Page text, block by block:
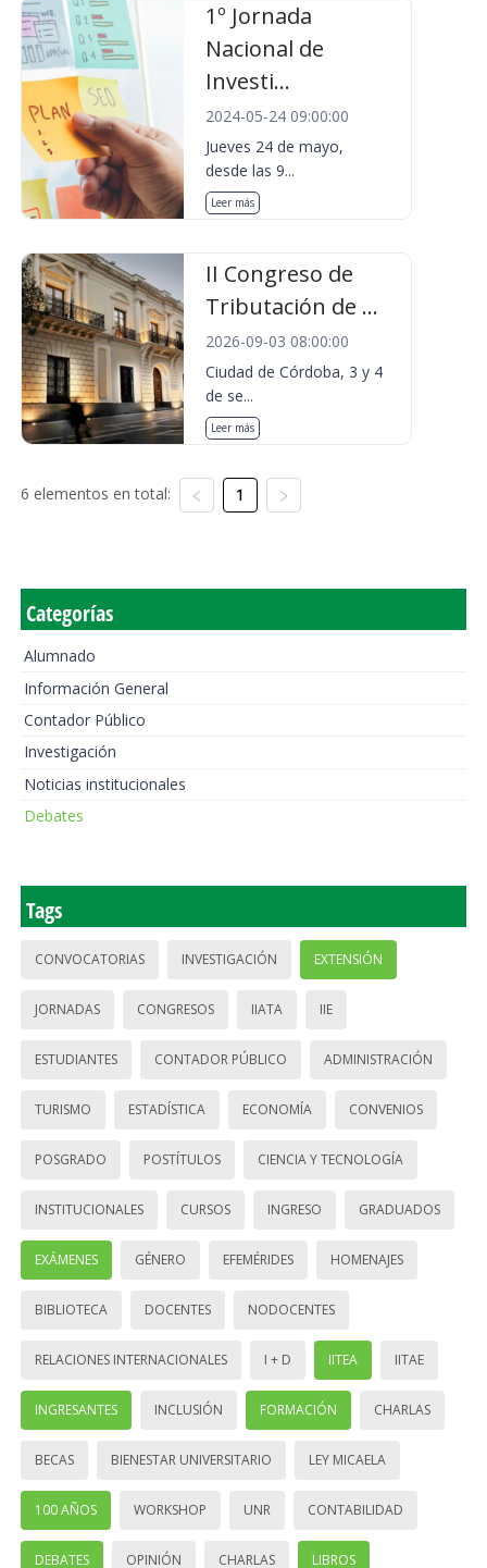
1º Jornada
Nacional de
Investi...
2024-05-24 09:00:00
Jueves 24 de mayo,
desde las 9...
Leer más
II Congreso de
Tributación de ...
2026-09-03 08:00:00
Ciudad de Córdoba, 3 y 4
de se...
Leer más
6 elementos en total: 1
Categorías
Alumnado
Información General
Contador Público
Investigación
Noticias institucionales
Debates
Tags
CONVOCATORIAS INVESTIGACIÓN EXTENSIÓN
JORNADAS CONGRESOS IIATA IIE
ESTUDIANTES CONTADOR PÚBLICO ADMINISTRACIÓN
TURISMO ESTADÍSTICA ECONOMÍA CONVENIOS
POSGRADO POSTÍTULOS CIENCIA Y TECNOLOGÍA
INSTITUCIONALES CURSOS INGRESO GRADUADOS
EXÁMENES GÉNERO EFEMÉRIDES HOMENAJES
BIBLIOTECA DOCENTES NODOCENTES
RELACIONES INTERNACIONALES I + D IITEA IITAE
INGRESANTES INCLUSIÓN FORMACIÓN CHARLAS
BECAS BIENESTAR UNIVERSITARIO LEY MICAELA
100 AÑOS WORKSHOP UNR CONTABILIDAD
DEBATES OPINIÓN CHARLAS LIBROS